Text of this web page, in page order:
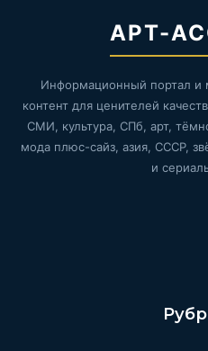
АРТ-
Информационный портал и
контент для ценителей
СМИ, культура, СПб, арт,
мода плюс-сайз, азия, СССР,
и